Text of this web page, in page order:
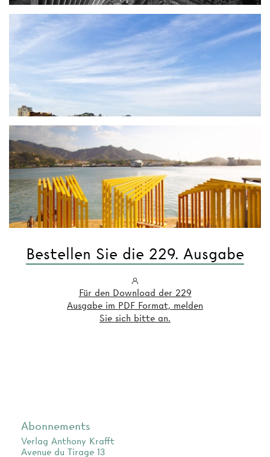
Bestellen Sie die 229. Ausgabe
Für den Download der 229
Ausgabe im PDF Format, melden
Sie sich bitte an.
Abonnements
Verlag Anthony Krafft
Avenue du Tirage 13